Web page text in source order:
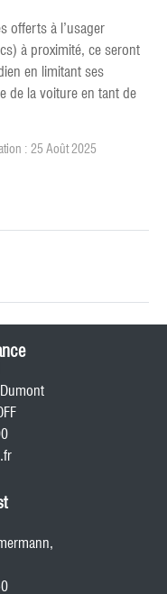
offerts à l’usager
à proximité, ce seront
en limitant ses
de la voiture en tant de
: 25 Août 2025